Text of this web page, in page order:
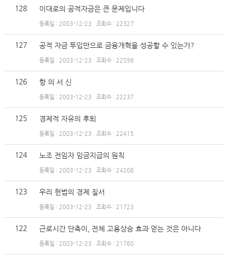
128 이대로의 공적자금은 큰 문제입니다
등록일 : 2003-12-23 조회수 : 22327
127 공적 자금 투입만으로 금융개혁을 성공할 수 있는가?
등록일 : 2003-12-23 조회수 : 22598
126 항 의 서 신
등록일 : 2003-12-23 조회수 : 22237
125 경제적 자유의 후퇴
등록일 : 2003-12-23 조회수 : 22415
124 노조 전임자 임금지급의 원칙
등록일 : 2003-12-23 조회수 : 24208
123 우리 헌법의 경제 질서
등록일 : 2003-12-23 조회수 : 21723
122 근로시간 단축이, 전체 고용상승 효과 얻는 것은 아니다
등록일 : 2003-12-23 조회수 : 21760